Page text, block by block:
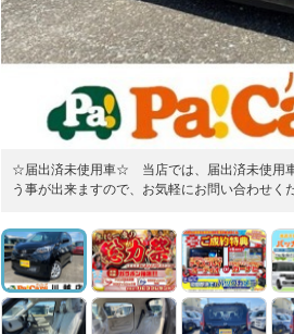
☆届出済未使用車☆ 当店では、届出済未使用
う事が出来ますので、お気軽にお問い合わせく